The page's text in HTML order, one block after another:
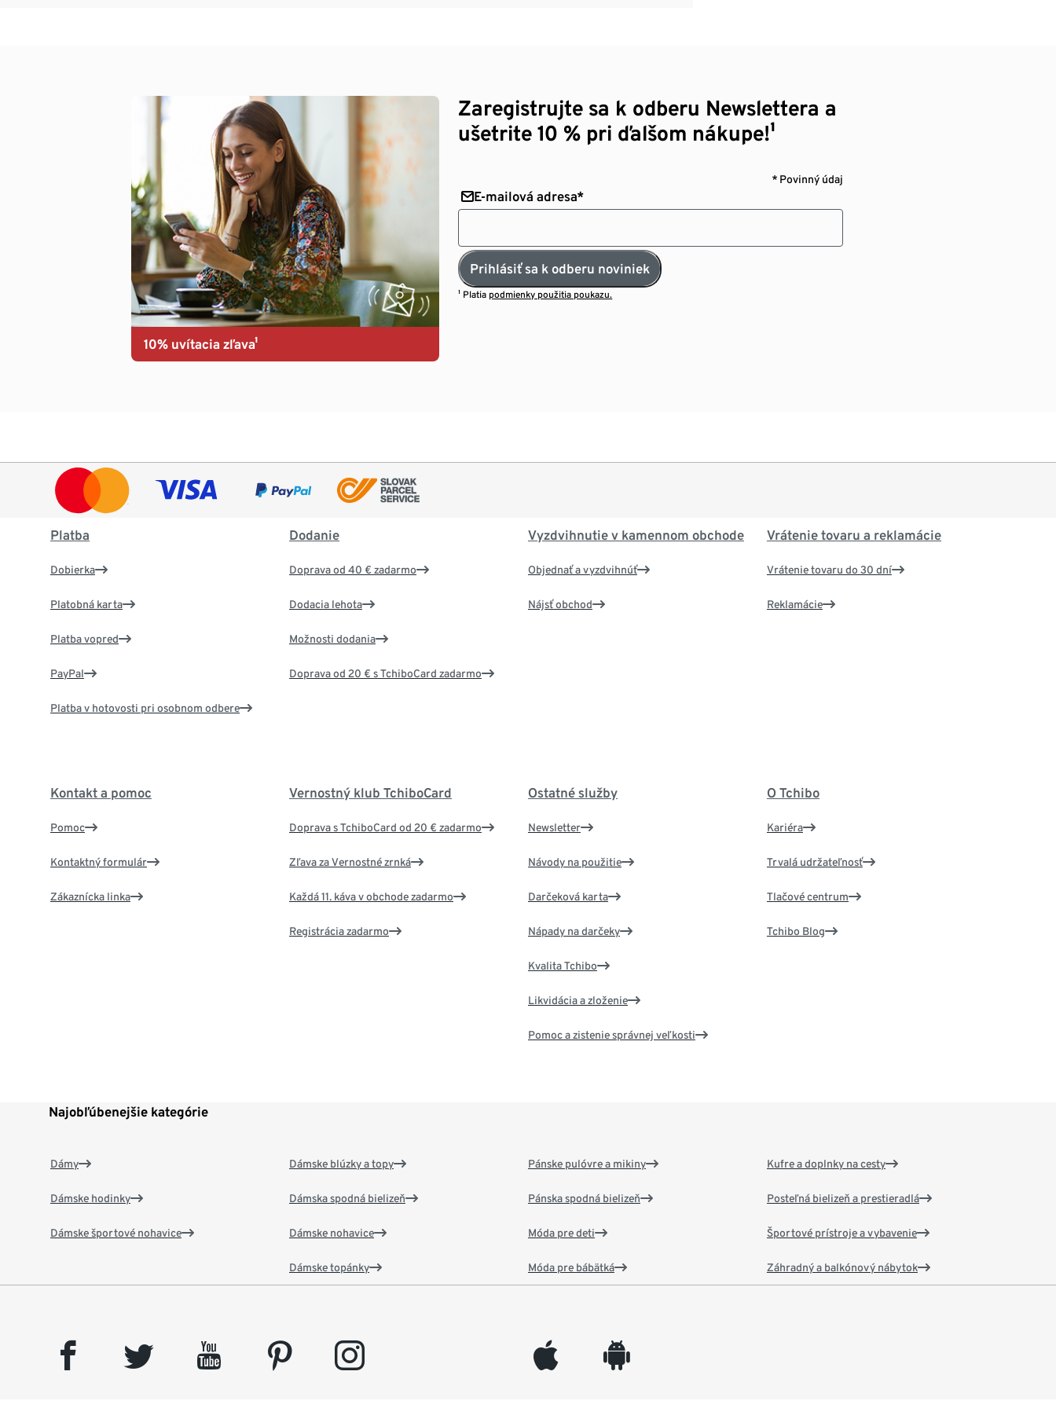
10% uvítacia zľava¹
Zaregistrujte sa k odberu Newslettera a
ušetrite 10 % pri ďalšom nákupe!¹
* Povinný údaj
E-mailová adresa*
Prihlásiť sa k odberu noviniek
¹ Platia podmienky použitia poukazu.
Platba
Dobierka
Platobná karta
Platba vopred
PayPal
Platba v hotovosti pri osobnom odbere
Dodanie
Doprava od 40 € zadarmo
Dodacia lehota
Možnosti dodania
Doprava od 20 € s TchiboCard zadarmo
Vyzdvihnutie v kamennom obchode
Objednať a vyzdvihnúť
Nájsť obchod
Vrátenie tovaru a reklamácie
Vrátenie tovaru do 30 dní
Reklamácie
Kontakt a pomoc
Pomoc
Kontaktný formulár
Zákaznícka linka
Vernostný klub TchiboCard
Doprava s TchiboCard od 20 € zadarmo
Zľava za Vernostné zrnká
Každá 11. káva v obchode zadarmo
Registrácia zadarmo
Ostatné služby
Newsletter
Návody na použitie
Darčeková karta
Nápady na darčeky
Kvalita Tchibo
Likvidácia a zloženie
Pomoc a zistenie správnej veľkosti
O Tchibo
Kariéra
Trvalá udržateľnosť
Tlačové centrum
Tchibo Blog
Najobľúbenejšie kategórie
Dámy
Dámske hodinky
Dámske športové nohavice
Dámske blúzky a topy
Dámska spodná bielizeň
Dámske nohavice
Dámske topánky
Pánske pulóvre a mikiny
Pánska spodná bielizeň
Móda pre deti
Móda pre bábätká
Kufre a doplnky na cesty
Posteľná bielizeň a prestieradlá
Športové prístroje a vybavenie
Záhradný a balkónový nábytok
facebook twitter youtube pinterest instagram appleinc android